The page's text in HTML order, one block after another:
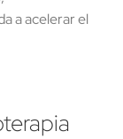
a acelerar el